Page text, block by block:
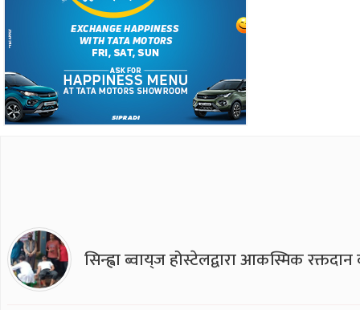
सिन्ह्वा ब्वाय्‌ज होस्टेलद्वारा आकस्मिक